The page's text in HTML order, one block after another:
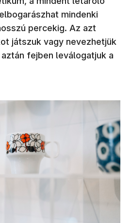
mindenki
percekig. Az azt
játszuk vagy nevezhetjük
fejben leválogatjuk a